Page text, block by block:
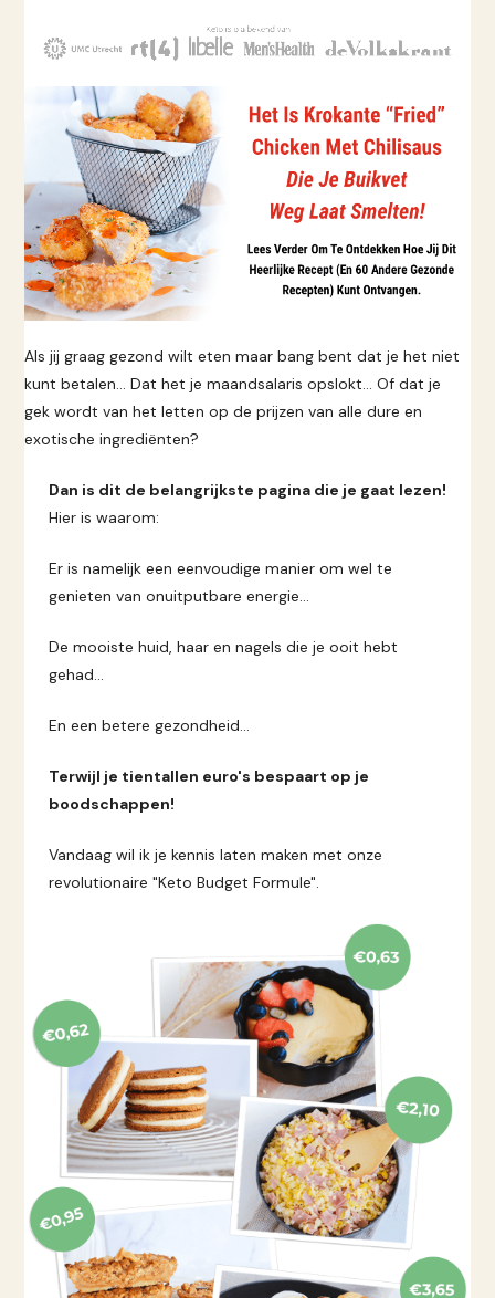
inhoud
Als jij graag gezond wilt eten maar bang bent dat je het niet
kunt betalen… Dat het je maandsalaris opslokt… Of dat je
gek wordt van het letten op de prijzen van alle dure en
exotische ingrediënten?
Dan is dit de belangrijkste pagina die je gaat lezen!
Hier is waarom:
Er is namelijk een eenvoudige manier om wel te
genieten van onuitputbare energie…
De mooiste huid, haar en nagels die je ooit hebt
gehad…
En een betere gezondheid...
Terwijl je tientallen euro's bespaart op je
boodschappen!
Vandaag wil ik je kennis laten maken met onze
revolutionaire "Keto Budget Formule".